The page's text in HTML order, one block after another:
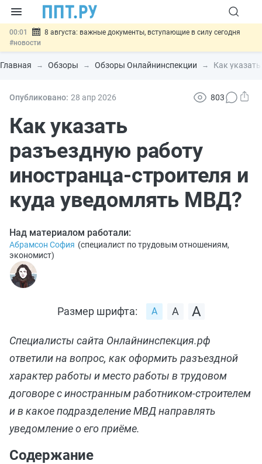
00:01
8 августа: важные документы, вступающие в силу сегодня
#новости
07.08 Подписан закон о блокировке продажи опасных товаров через
«Честный знак»#новости
07.08 Госпошлину за устранение ошибок в документах предлагают
07.08
отношений
#новости
Главная Обзоры Обзоры Онлайнинспекции Как
Опубликовано: 28 апр 2026 803
Как указать
разъездную работу
иностранца-строителя и
куда уведомлять МВД?
Над материалом работали:
Абрамсон София (специалист по трудовым отношениям,
экономист)
Размер шрифта:
Специалисты сайта Онлайнинспекция.рф
ответили на вопрос, как оформить разъездной
характер работы и место работы в трудовом
договоре с иностранным работником-строителем
и в какое подразделение МВД направлять
уведомление о его приёме.
Содержание